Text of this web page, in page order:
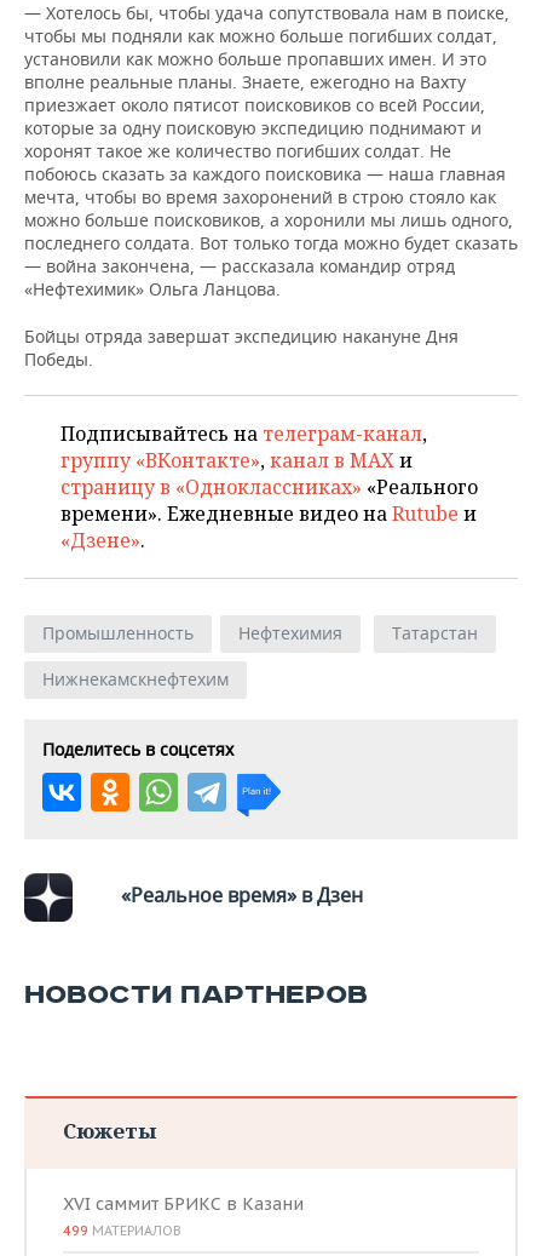
— Хотелось бы, чтобы удача сопутствовала нам в поиске,
чтобы мы подняли как можно больше погибших солдат,
установили как можно больше пропавших имен. И это
вполне реальные планы. Знаете, ежегодно на Вахту
приезжает около пятисот поисковиков со всей России,
которые за одну поисковую экспедицию поднимают и
хоронят такое же количество погибших солдат. Не
побоюсь сказать за каждого поисковика — наша главная
мечта, чтобы во время захоронений в строю стояло как
можно больше поисковиков, а хоронили мы лишь одного,
последнего солдата. Вот только тогда можно будет сказать
— война закончена, — рассказала командир отряд
«Нефтехимик» Ольга Ланцова.
Бойцы отряда завершат экспедицию накануне Дня
Победы.
Подписывайтесь на телеграм-канал,
группу «ВКонтакте»,канал в MAXи
страницу в «Одноклассниках» «Реального
времени». Ежедневные видео наRutube и
«Дзене».
Промышленность Нефтехимия
Татарстан
Нижнекамскнефтехим
Поделитесь в соцсетях
«Реальное время» в Дзен
НОВОСТИ ПАРТНЕРОВ
Сюжеты
XVI саммит БРИКС в Казани
499 МАТЕРИАЛОВ